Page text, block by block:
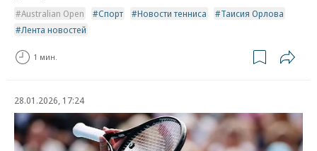
Australian Open Спорт Новости тенниса
Таисия Орлова
Лента новостей
1 мин.
28.01.2026, 17:24